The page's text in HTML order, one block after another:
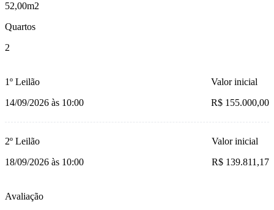
52,00m2
Quartos
2
1º Leilão
14/09/2026 às 10:00
Valor inicial
R$ 155.000,00
2º Leilão
18/09/2026 às 10:00
Valor inicial
R$ 139.811,17
Avaliação